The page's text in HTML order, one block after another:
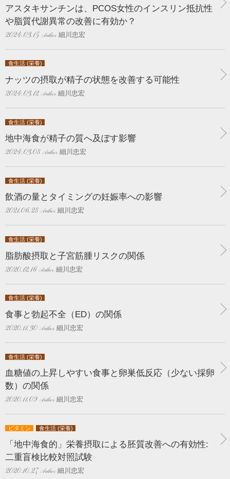
アスタキサンチンは、PCOS女性のインスリン抵抗性
や脂質代謝異常の改善に有効か？
2024.03.15 細川忠宏
食生活 (栄養)
ナッツの摂取が精子の状態を改善する可能性
2024.03.12 細川忠宏
食生活 (栄養)
地中海食が精子の質へ及ぼす影響
2024.03.08 細川忠宏
食生活 (栄養)
飲酒の量とタイミングの妊娠率への影響
2021.06.28 細川忠宏
食生活 (栄養)
脂肪酸摂取と子宮筋腫リスクの関係
2020.12.16 細川忠宏
食生活 (栄養)
食事と勃起不全（ED）の関係
2020.11.30 細川忠宏
食生活 (栄養)
血糖値の上昇しやすい食事と卵巣低反応（少ない採卵
数）の関係
2020.11.09 細川忠宏
ビタミン 食生活 (栄養)
「地中海食的」栄養摂取による胚質改善への有効性:
二重盲検比較対照試験
2020.10.27 細川忠宏